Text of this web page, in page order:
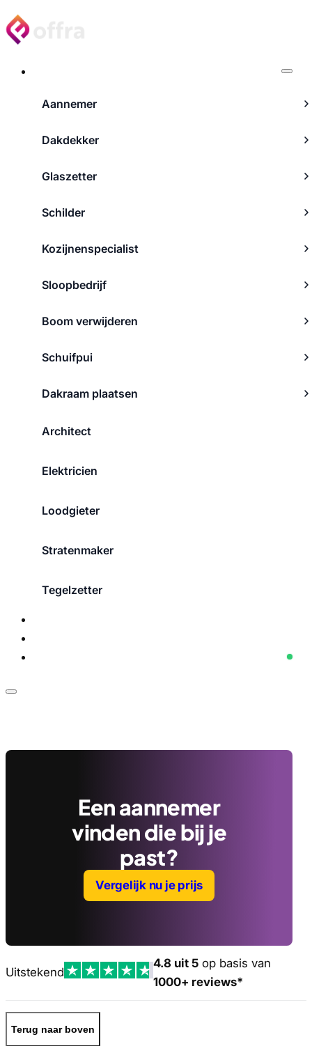
Aannemer
Dakdekker
Glaszetter
Schilder
Kozijnenspecialist
Sloopbedrijf
Boom verwijderen
Schuifpui
Dakraam plaatsen
Architect
Elektricien
Loodgieter
Stratenmaker
Tegelzetter
Een aannemer
vinden die bij je
past?
Vergelijk nu je prijs
Uitstekend
4.8 uit 5 op basis van
1000+ reviews*
Terug naar boven